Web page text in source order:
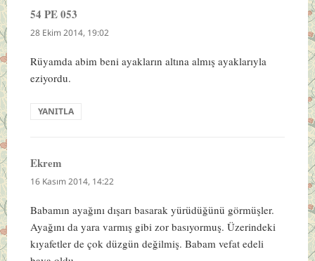
54 PE 053
ki:
28 Ekim 2014, 19:02
Rüyamda abim beni ayakların altına almış ayaklarıyla
eziyordu.
YANITLA
Ekrem
ki:
16 Kasım 2014, 14:22
Babamın ayağını dışarı basarak yürüdüğünü görmüşler.
Ayağını da yara varmış gibi zor basıyormuş. Üzerindeki
kıyafetler de çok düzgün değilmiş. Babam vefat edeli